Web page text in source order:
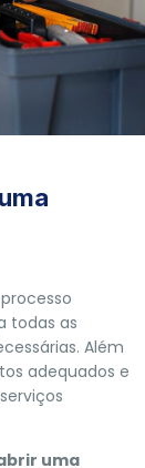
todas as
Além
adequados e
uma